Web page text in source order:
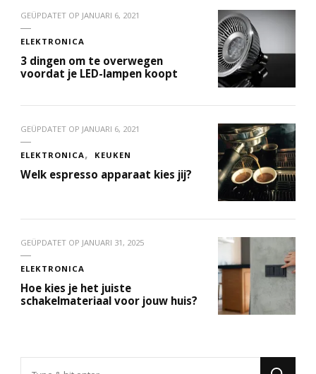
GEÜPDATET OP JANUARI 6, 2021
ELEKTRONICA
3 dingen om te overwegen
voordat je LED-lampen koopt
GEÜPDATET OP JANUARI 6, 2021
ELEKTRONICA KEUKEN
Welk espresso apparaat kies jij?
GEÜPDATET OP JANUARI 31, 2025
ELEKTRONICA
Hoe kies je het juiste
schakelmateriaal voor jouw huis?